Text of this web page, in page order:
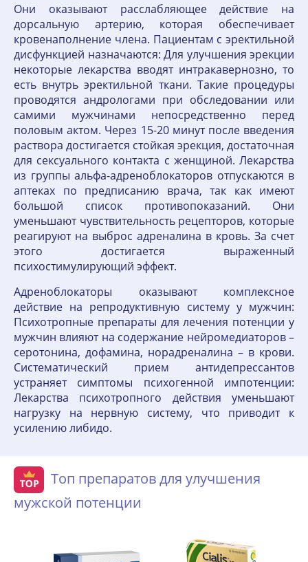
Они оказывают расслабляющее действие на
дорсальную артерию, которая обеспечивает
кровенаполнение члена. Пациентам с эректильной
дисфункцией назначаются: Для улучшения эрекции
некоторые лекарства вводят интракавернозно, то
есть внутрь эректильной ткани. Такие процедуры
проводятся андрологами при обследовании или
самими мужчинами непосредственно перед
половым актом. Через 15-20 минут после введения
раствора достигается стойкая эрекция, достаточная
для сексуального контакта с женщиной. Лекарства
из группы альфа-адреноблокаторов отпускаются в
аптеках по предписанию врача, так как имеют
большой список противопоказаний. Они
уменьшают чувствительность рецепторов, которые
реагируют на выброс адреналина в кровь. За счет
этого достигается выраженный
психостимулирующий эффект.
Адреноблокаторы оказывают комплексное
действие на репродуктивную систему у мужчин:
Психотропные препараты для лечения потенции у
мужчин влияют на содержание нейромедиаторов –
серотонина, дофамина, норадреналина – в крови.
Систематический прием антидепрессантов
устраняет симптомы психогенной импотенции:
Лекарства психотропного действия уменьшают
нагрузку на нервную систему, что приводит к
усилению либидо.
Топ препаратов для улучшения
мужской потенции